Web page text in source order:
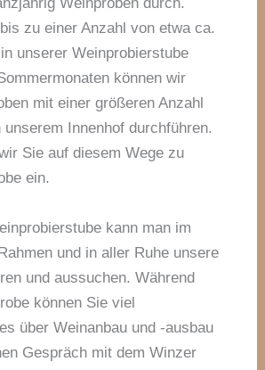
Weinproben durch.
zu einer Anzahl von etwa ca.
unserer Weinprobierstube
können wir
mit einer größeren Anzahl
unserem Innenhof durchführen.
Sie auf diesem Wege zu
ein.
kann man im
und in aller Ruhe unsere
und aussuchen. Während
können Sie viel
über Weinanbau und -ausbau
Gespräch mit dem Winzer